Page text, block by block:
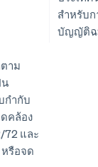
สำหรับ
บัญญัติฉ
าม
น
กำกับ
คล้อง
และ
รือจด